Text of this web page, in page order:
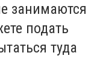
занимаются
подать
туда